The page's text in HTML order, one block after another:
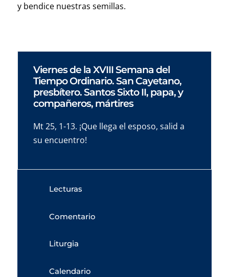
y bendice nuestras semillas.
Viernes de la XVIII Semana del
Tiempo Ordinario. San Cayetano,
presbítero. Santos Sixto II, papa, y
compañeros, mártires
Mt 25, 1-13. ¡Que llega el esposo, salid a
su encuentro!
Lecturas
Comentario
Liturgia
Calendario